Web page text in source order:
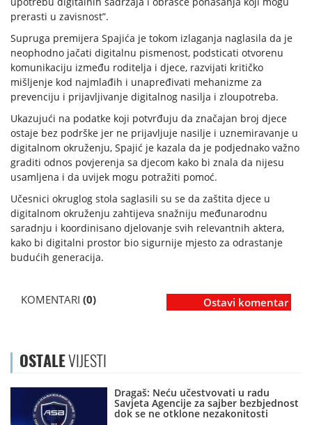
prerasti u zavisnost”.
Supruga premijera Spajića je tokom izlaganja naglasila da je
neophodno jačati digitalnu pismenost, podsticati otvorenu
komunikaciju između roditelja i djece, razvijati kritičko
mišljenje kod najmlađih i unapređivati mehanizme za
prevenciju i prijavljivanje digitalnog nasilja i zloupotreba.
Ukazujući na podatke koji potvrđuju da značajan broj djece
ostaje bez podrške jer ne prijavljuje nasilje i uznemiravanje u
digitalnom okruženju, Spajić je kazala da je podjednako važno
graditi odnos povjerenja sa djecom kako bi znala da nijesu
usamljena i da uvijek mogu potražiti pomoć.
Učesnici okruglog stola saglasili su se da zaštita djece u
digitalnom okruženju zahtijeva snažniju međunarodnu
saradnju i koordinisano djelovanje svih relevantnih aktera,
kako bi digitalni prostor bio sigurnije mjesto za odrastanje
budućih generacija.
KOMENTARI (0) Ostavi komentar
OSTALEVIJESTI
Dragaš: Neću učestvovati u radu
Savjeta Agencije za sajber bezbjednost
dok se ne otklone nezakonitosti